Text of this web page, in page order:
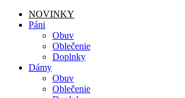
NOVINKY
Páni
Obuv
Oblečenie
Doplnky
Dámy
Obuv
Oblečenie